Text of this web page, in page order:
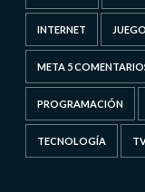
INTERNET
META 5
PROGRAMACIÓN
TECNOLOGÍA